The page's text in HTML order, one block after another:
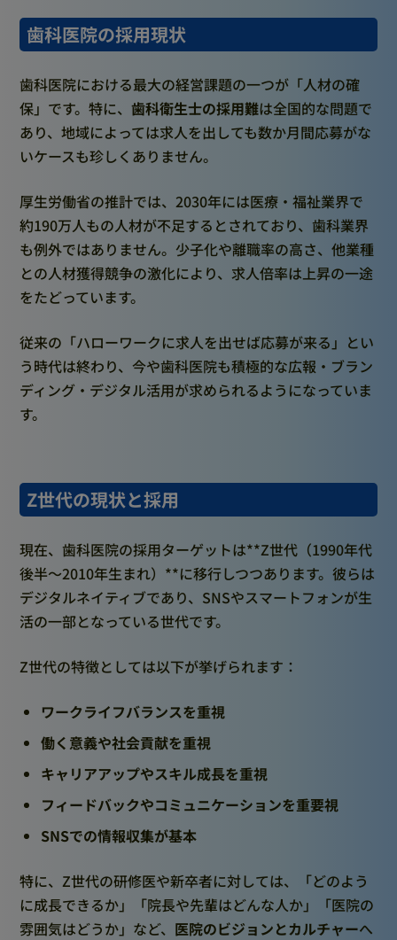
歯科医院の採用現状
歯科医院における最大の経営課題の一つが「人材の確
保」です。特に、歯科衛生士の採用難は全国的な問題で
あり、地域によっては求人を出しても数か月間応募がな
いケースも珍しくありません。
厚生労働省の推計では、2030年には医療・福祉業界で
約190万人もの人材が不足するとされており、歯科業界
も例外ではありません。少子化や離職率の高さ、他業種
との人材獲得競争の激化により、求人倍率は上昇の一途
をたどっています。
従来の「ハローワークに求人を出せば応募が来る」とい
う時代は終わり、今や歯科医院も積極的な広報・ブラン
ディング・デジタル活用が求められるようになっていま
す。
Z世代の現状と採用
現在、歯科医院の採用ターゲットは**Z世代（1990年代
後半〜2010年生まれ）**に移行しつつあります。彼らは
デジタルネイティブであり、SNSやスマートフォンが生
活の一部となっている世代です。
Z世代の特徴としては以下が挙げられます：
ワークライフバランスを重視
働く意義や社会貢献を重視
キャリアアップやスキル成長を重視
フィードバックやコミュニケーションを重要視
SNSでの情報収集が基本
特に、Z世代の研修医や新卒者に対しては、「どのよう
に成長できるか」「院長や先輩はどんな人か」「医院の
雰囲気はどうか」など、 医院のビジョンとカルチャーへ